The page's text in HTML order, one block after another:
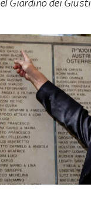
Giardino dei Giusti